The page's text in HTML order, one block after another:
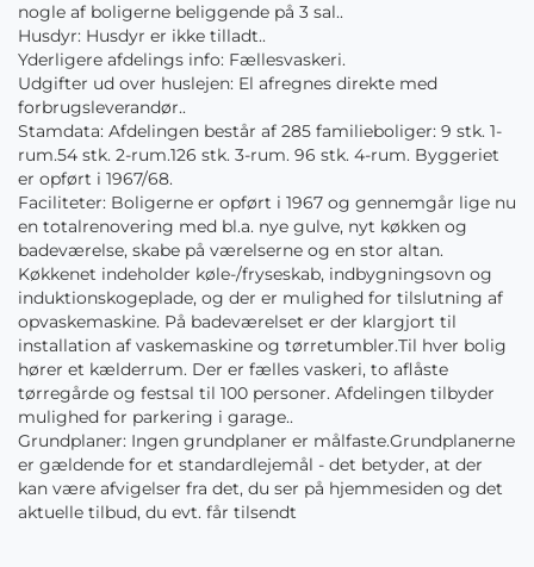
nogle af boligerne beliggende på 3 sal..
Husdyr: Husdyr er ikke tilladt..
Yderligere afdelings info: Fællesvaskeri.
Udgifter ud over huslejen: El afregnes direkte med
forbrugsleverandør..
Stamdata: Afdelingen består af 285 familieboliger: 9 stk. 1-
rum.54 stk. 2-rum.126 stk. 3-rum. 96 stk. 4-rum. Byggeriet
er opført i 1967/68.
Faciliteter: Boligerne er opført i 1967 og gennemgår lige nu
en totalrenovering med bl.a. nye gulve, nyt køkken og
badeværelse, skabe på værelserne og en stor altan.
Køkkenet indeholder køle-/fryseskab, indbygningsovn og
induktionskogeplade, og der er mulighed for tilslutning af
opvaskemaskine. På badeværelset er der klargjort til
installation af vaskemaskine og tørretumbler.Til hver bolig
hører et kælderrum. Der er fælles vaskeri, to aflåste
tørregårde og festsal til 100 personer. Afdelingen tilbyder
mulighed for parkering i garage..
Grundplaner: Ingen grundplaner er målfaste.Grundplanerne
er gældende for et standardlejemål - det betyder, at der
kan være afvigelser fra det, du ser på hjemmesiden og det
aktuelle tilbud, du evt. får tilsendt